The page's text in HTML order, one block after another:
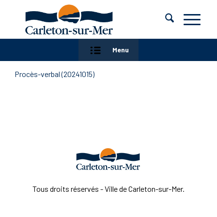
Menu
Procès-verbal (20241015)
Tous droits réservés - Ville de Carleton-sur-Mer.